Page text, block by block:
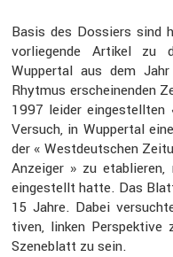
Basis des Dossiers sind
vorlie­gende Artikel zu
Wuppertal aus dem
Rhytmus erschei­nenden
1997 leider einge­stellten
Versuch, in Wuppertal
der « Westdeut­schen
Anzeiger » zu etablieren,
einge­stellt hatte. Das
15 Jahre. Dabei
tiven, linken Perspek­tive
Szeneblatt zu sein.